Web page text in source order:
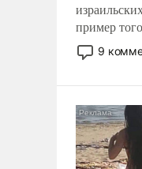
пример
двигаемся
стало
идеей.
9